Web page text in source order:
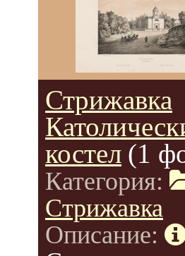
Стрижавка
костел (1
Категория:
Стрижавка
Описание: